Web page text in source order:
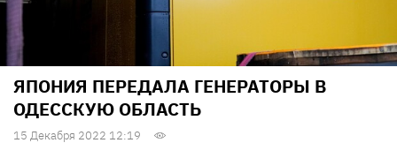
ЯПОНИЯ ПЕРЕДАЛА ГЕНЕРАТОРЫ В
ОДЕССКУЮ ОБЛАСТЬ
15 Декабря 2022 12:19